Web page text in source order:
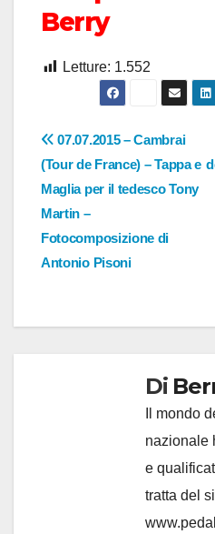
Berry
Letture: 1.552
Navigazione
articoli
07.07.2015 – Cambrai
(Tour de France) – Tappa e
Maglia per il tedesco Tony
Martin –
Fotocomposizione di
Antonio Pisoni
Di
Il mondo
nazionale
e
tratta del